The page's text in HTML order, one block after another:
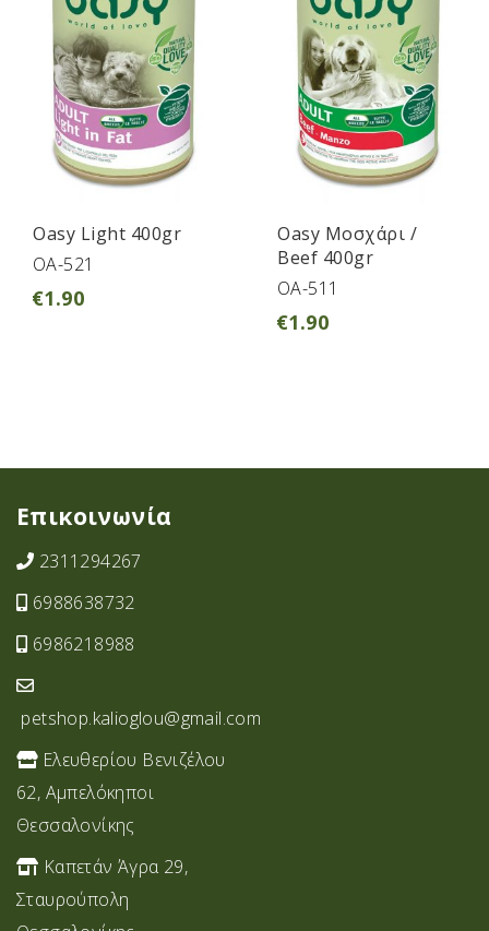
Oasy Light 400gr
OA-521
€1.90
Oasy Μοσχάρι /
Beef 400gr
OA-511
€1.90
Επικοινωνία
2311294267
6988638732
6986218988
petshop.kalioglou@gmail.com
Ελευθερίου Βενιζέλου
62, Αμπελόκηποι
Θεσσαλονίκης
Καπετάν Άγρα 29,
Σταυρoύπολη